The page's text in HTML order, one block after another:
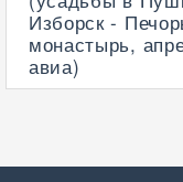
Изборск -
монастырь,
авиа)